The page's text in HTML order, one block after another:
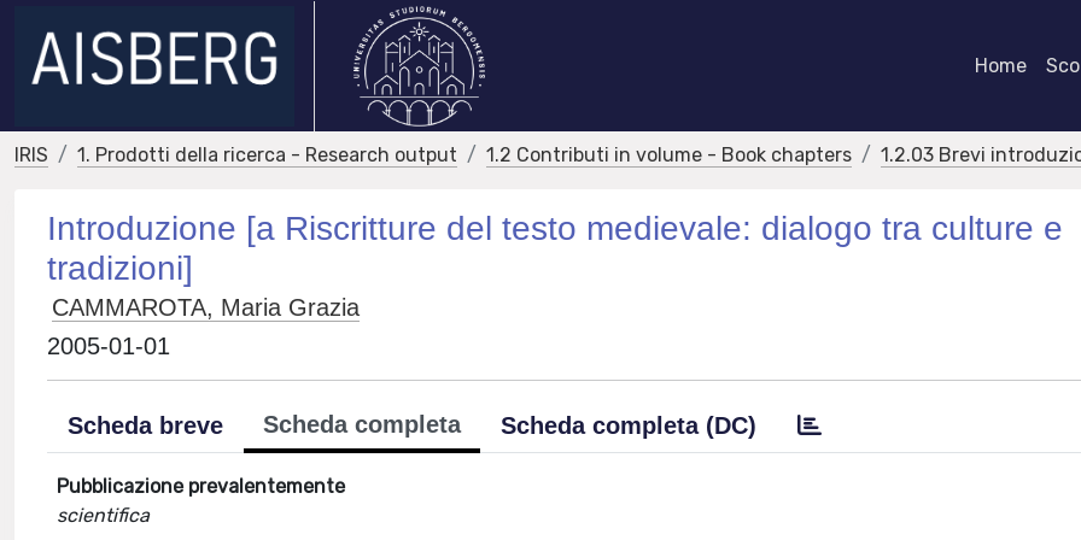
Home
IRIS 1. Prodotti della ricerca - Research output 1.2 Contributi in volume - Book chapters 1.2.03 Brevi
Introduzione [a Riscritture del testo medievale: dialogo tra culture e
tradizioni]
CAMMAROTA, Maria Grazia
2005-01-01
Scheda breve Scheda completa Scheda completa (DC)
Pubblicazione prevalentemente
scientifica